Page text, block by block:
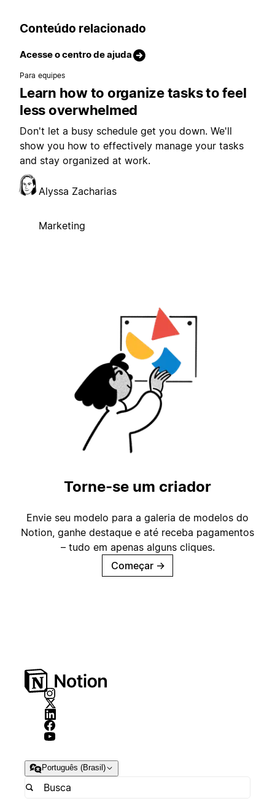
Conteúdo relacionado
Acesse o centro de ajuda
Para equipes
Learn how to organize tasks to feel
less overwhelmed
Don't let a busy schedule get you down. We'll
show you how to effectively manage your tasks
and stay organized at work.
Alyssa Zacharias
Marketing
Torne-se um criador
Envie seu modelo para a galeria de modelos do
Notion, ganhe destaque e até receba pagamentos
– tudo em apenas alguns cliques.
Começar →
Português (Brasil)